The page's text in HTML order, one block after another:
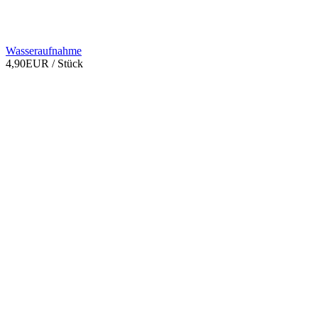
Wasseraufnahme
4,90EUR / Stück